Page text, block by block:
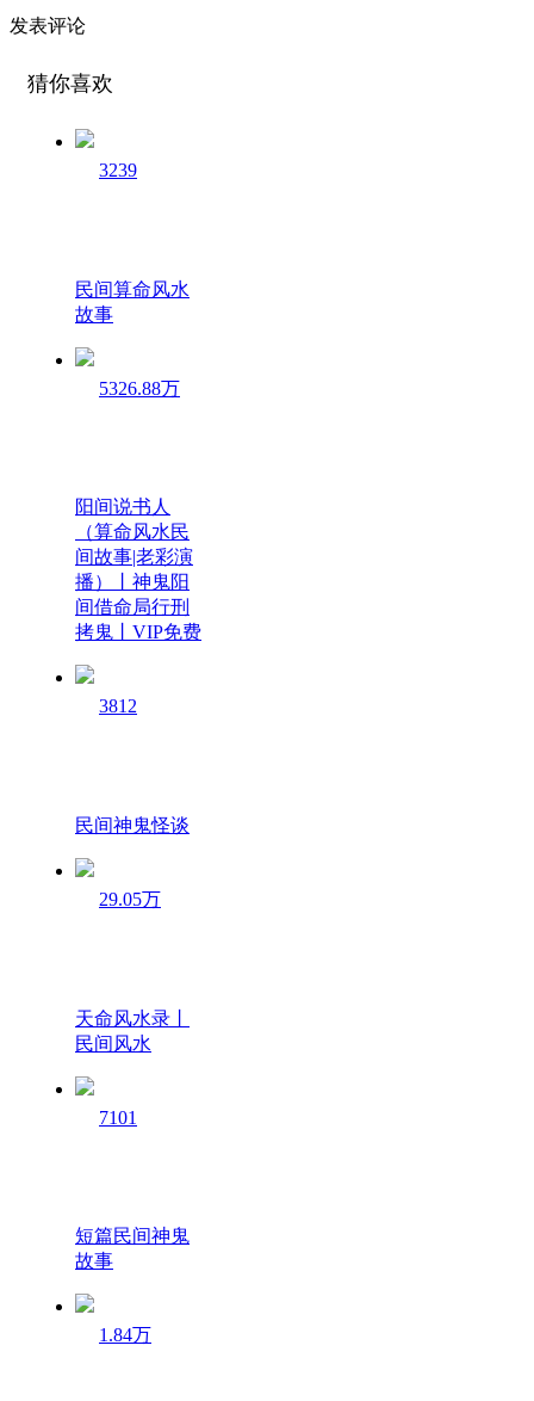
发表评论
猜你喜欢
3239
民间算命风水
故事
5326.88万
阳间说书人
（算命风水民
间故事|老彩演
播）丨神鬼阳
间借命局行刑
拷鬼丨VIP免费
3812
民间神鬼怪谈
29.05万
天命风水录丨
民间风水
7101
短篇民间神鬼
故事
1.84万